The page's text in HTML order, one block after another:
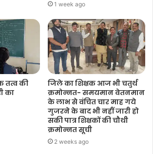
1 week ago
तत्व की
का
जिले का शिक्षक आज भी चतुर्थ
क्रमोन्नत- समयमान वेतनमान
के लाभ से वंचित चार माह गये
गुजरने के बाद भी नहीं जारी हो
सकी पात्र शिक्षकों की चौथी
क्रमोन्नत सूची
2 weeks ago